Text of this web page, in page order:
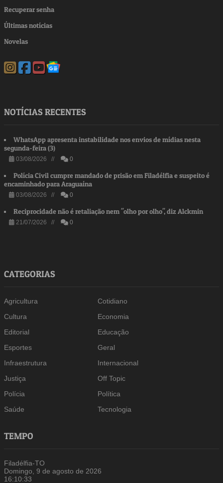
Recuperar senha
Últimas notícias
Novelas
NOTÍCIAS RECENTES
WhatsApp apresenta instabilidade nos envios de mídias nesta
segunda-feira (3)
03/08/2026 // 0
Polícia Civil cumpre mandado de prisão em Filadélfia e suspeito é
encaminhado para Araguaína
03/08/2026 // 0
Reciprocidade não é retaliação nem "olho por olho", diz Alckmin
21/07/2026 // 0
CATEGORIAS
Agricultura
Cotidiano
Cultura
Economia
Editorial
Educação
Esportes
Geral
Infraestrutura
Internacional
Justiça
Off Topic
Polícia
Política
Saúde
Tecnologia
TEMPO
Filadélfia-TO
Domingo, 9 de agosto de 2026
16:10:34